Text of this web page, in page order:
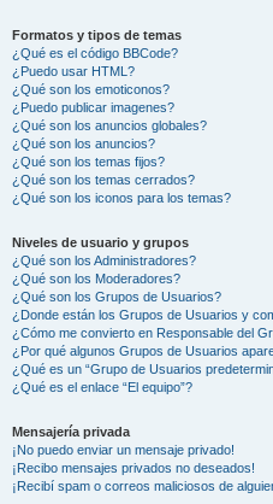
Formatos y tipos de temas
¿Qué es el código BBCode?
¿Puedo usar HTML?
¿Qué son los emoticonos?
¿Puedo publicar imagenes?
¿Qué son los anuncios globales?
¿Qué son los anuncios?
¿Qué son los temas fijos?
¿Qué son los temas cerrados?
¿Qué son los iconos para los temas?
Niveles de usuario y grupos
¿Qué son los Administradores?
¿Qué son los Moderadores?
¿Qué son los Grupos de Usuarios?
¿Donde están los Grupos de Usuarios y
¿Cómo me convierto en Responsable del
¿Por qué algunos Grupos de Usuarios
¿Qué es un “Grupo de Usuarios
¿Qué es el enlace “El equipo”?
Mensajería privada
¡No puedo enviar un mensaje privado!
¡Recibo mensajes privados no deseados!
¡Recibí spam o correos maliciosos de